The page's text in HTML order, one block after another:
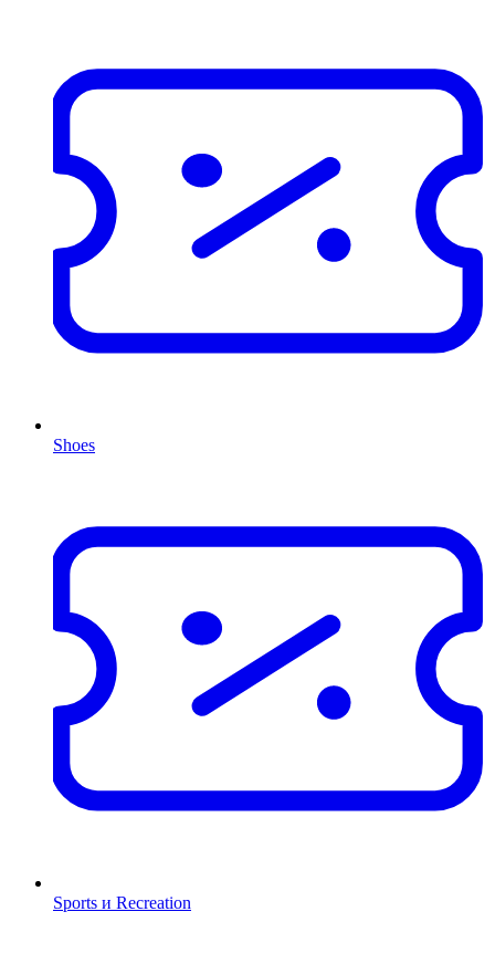
Shoes
Sports и Recreation